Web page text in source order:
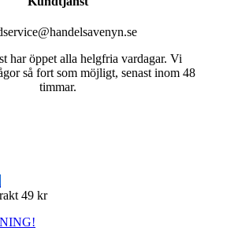
har öppet alla helgfria vardagar. Vi
så fort som möjligt, senast inom 48
timmar.
49 kr